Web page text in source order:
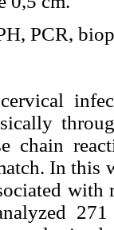
PCR,
chain
In this
with